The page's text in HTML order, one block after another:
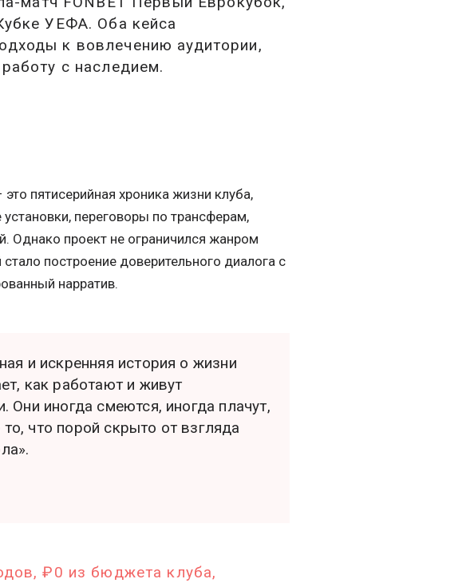
УЕФА. Оба кейса
к вовлечению аудитории,
с наследием.
пятисерийная хроника жизни клуба,
переговоры по трансферам,
Однако проект не ограничился жанром
построение доверительного диалога с
нарратив.
и искренняя история о жизни
как работают и живут
Они иногда смеются, иногда плачут,
что порой скрыто от взгляда
₽0 из бюджета клуба,